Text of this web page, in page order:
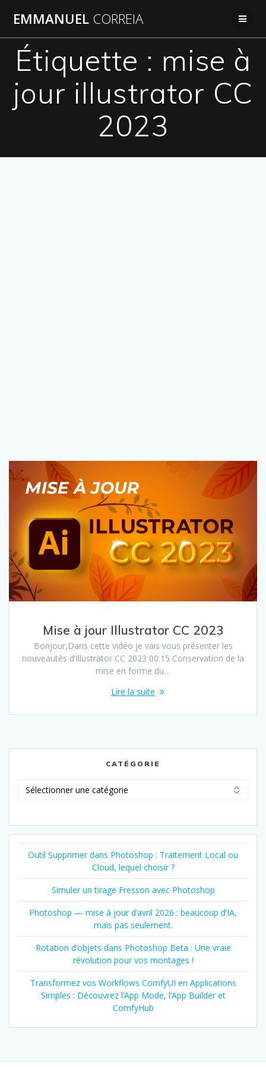
au
EMMANUEL CORREIA
Étiquette : mise à
jour illustrator CC
2023
Mise à jour Illustrator CC 2023
Bonjour,Dans cette vidéo je vais vous présenter les
nouveautés d’Illustrator CC 2023 00:15 Conservation de la
mise en forme du…
Lire la suite
CATÉGORIE
Outil Supprimer dans Photoshop : Traitement Local ou
Cloud, lequel choisir ?
Simuler un tirage Fresson avec Photoshop
Photoshop — mise à jour d’avril 2026 : beaucoup d’IA,
mais pas seulement.
Rotation d’objets dans Photoshop Beta : Une vraie
révolution pour vos montages !
Transformez vos Workflows ComfyUI en Applications
Simples : Découvrez l’App Mode, l’App Builder et
ComfyHub